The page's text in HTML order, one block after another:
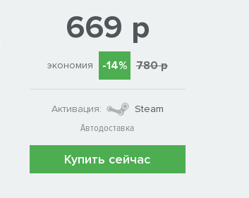
669 р
экономия -14% 780 р
Активация:
Steam
Автодоставка
Купить сейчас